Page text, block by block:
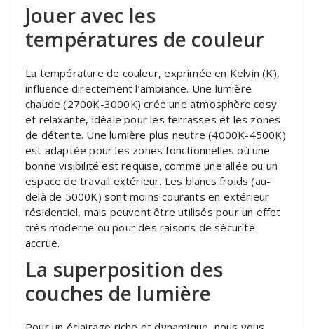
Jouer avec les
températures de couleur
La température de couleur, exprimée en Kelvin (K),
influence directement l’ambiance. Une lumière
chaude (2700K-3000K) crée une atmosphère cosy
et relaxante, idéale pour les terrasses et les zones
de détente. Une lumière plus neutre (4000K-4500K)
est adaptée pour les zones fonctionnelles où une
bonne visibilité est requise, comme une allée ou un
espace de travail extérieur. Les blancs froids (au-
delà de 5000K) sont moins courants en extérieur
résidentiel, mais peuvent être utilisés pour un effet
très moderne ou pour des raisons de sécurité
accrue.
La superposition des
couches de lumière